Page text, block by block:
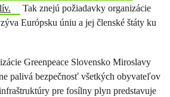
Tak znejú požiadavky organizácie
Európsku úniu a jej členské štáty ku
Greenpeace Slovensko Miroslavy
palivá bezpečnosť všetkých obyvateľov
pre fosílny plyn predstavuje